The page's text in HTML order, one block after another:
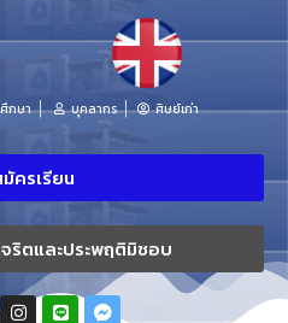
กษา บุคลากร ศิษย์เก่า
ครเรียน
ริตและประพฤติมิชอบ